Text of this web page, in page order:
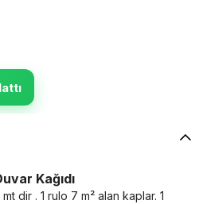
Kağıdı
dir . 1 rulo 7 m² alan kaplar. 1